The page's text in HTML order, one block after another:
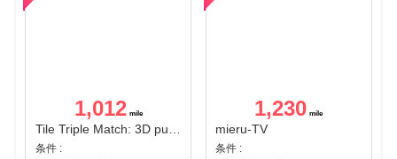
1,012
Tile Triple Match: 3D puzzle
条件 :
1,230
mieru-TV
条件 :